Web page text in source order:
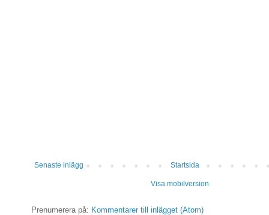
Senaste inlägg Startsida
Visa mobilversion
Prenumerera på: Kommentarer till inlägget (Atom)